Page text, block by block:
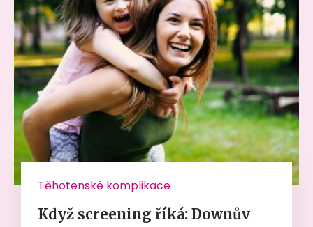
Těhotenské komplikace
Když screening říká: Downův